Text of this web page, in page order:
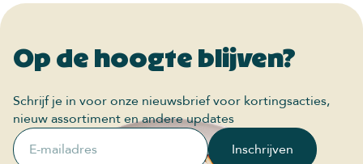
Op de hoogte blijven?
Schrijf je in voor onze nieuwsbrief voor kortingsacties,
nieuw assortiment en andere updates
E-mailadres
Inschrijven